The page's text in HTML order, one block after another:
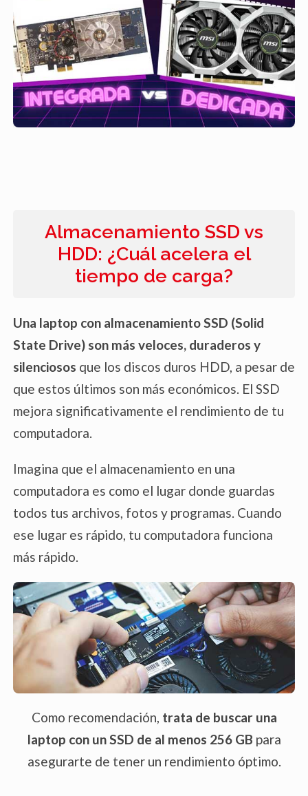
aplicaciones pueden aprovechar la
potencia gráfica adicional para realizar
tareas de edición y renderizado de
manera más rápida y eficiente. Esto se
traduce en una experiencia de diseño
más fluida y tiempos de procesamiento
Almacenamiento SSD vs
HDD: ¿Cuál acelera el
tiempo de carga?
Una laptop con almacenamiento SSD (Solid
State Drive) son más veloces, duraderos y
silenciosos que los discos duros HDD, a pesar de
que estos últimos son más económicos. El SSD
mejora significativamente el rendimiento de tu
computadora.
Imagina que el almacenamiento en una
computadora es como el lugar donde guardas
todos tus archivos, fotos y programas. Cuando
ese lugar es rápido, tu computadora funciona
más rápido.
Como recomendación, trata de buscar una
laptop con un SSD de al menos 256 GB para
asegurarte de tener un rendimiento óptimo.